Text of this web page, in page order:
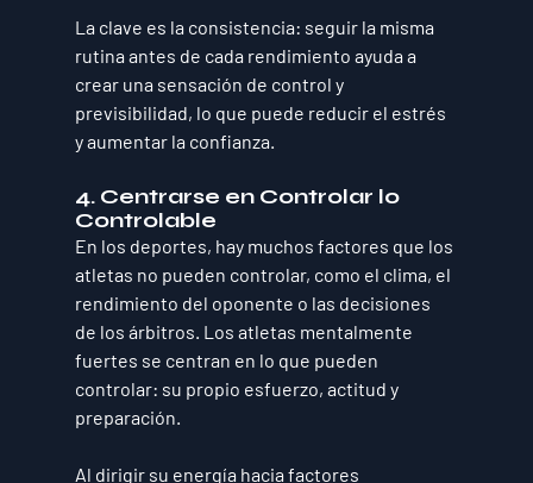
La clave es la consistencia: seguir la misma
rutina antes de cada rendimiento ayuda a
crear una sensación de control y
previsibilidad, lo que puede reducir el estrés
y aumentar la confianza.
4. Centrarse en Controlar lo
Controlable
En los deportes, hay muchos factores que los
atletas no pueden controlar, como el clima, el
rendimiento del oponente o las decisiones
de los árbitros. Los atletas mentalmente
fuertes se centran en lo que pueden
controlar: su propio esfuerzo, actitud y
preparación.
Al dirigir su energía hacia factores